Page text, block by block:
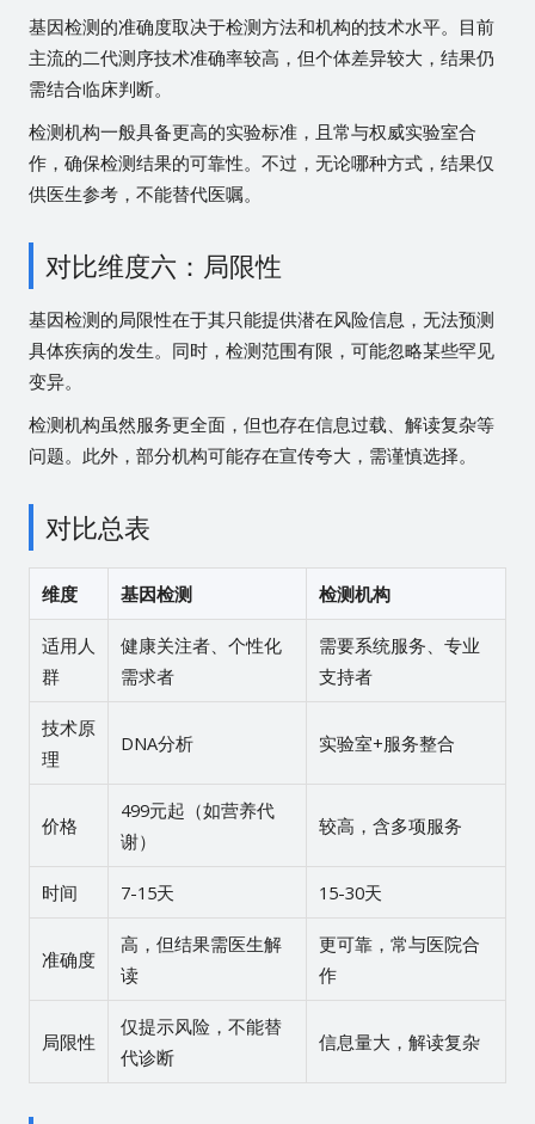
基因检测的准确度取决于检测方法和机构的技术水平。目前
主流的二代测序技术准确率较高，但个体差异较大，结果仍
需结合临床判断。
检测机构一般具备更高的实验标准，且常与权威实验室合
作，确保检测结果的可靠性。不过，无论哪种方式，结果仅
供医生参考，不能替代医嘱。
对比维度六：局限性
基因检测的局限性在于其只能提供潜在风险信息，无法预测
具体疾病的发生。同时，检测范围有限，可能忽略某些罕见
变异。
检测机构虽然服务更全面，但也存在信息过载、解读复杂等
问题。此外，部分机构可能存在宣传夸大，需谨慎选择。
对比总表
维度 基因检测 检测机构
适用人
群
健康关注者、个性化
需求者
需要系统服务、专业
支持者
技术原
理
DNA分析 实验室+服务整合
价格
499元起（如营养代
谢）
较高，含多项服务
时间 7-15天 15-30天
准确度
高，但结果需医生解
读
更可靠，常与医院合
作
局限性
仅提示风险，不能替
代诊断
信息量大，解读复杂